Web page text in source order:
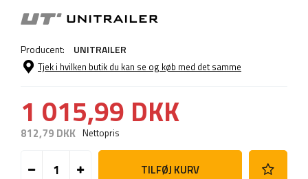
Producent: UNITRAILER
Tjek i hvilken butik du kan se og køb med det samme
1 015,99 DKK
812,79 DKK Nettopris
TILFØJ KURV